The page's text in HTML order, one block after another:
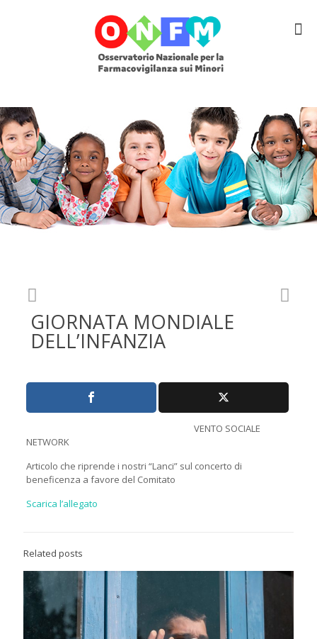
GIORNATA MONDIALE
DELL’INFANZIA
VENTO SOCIALE
NETWORK
Articolo che riprende i nostri “Lanci” sul concerto di
beneficenza a favore del Comitato
Scarica l’allegato
Related posts